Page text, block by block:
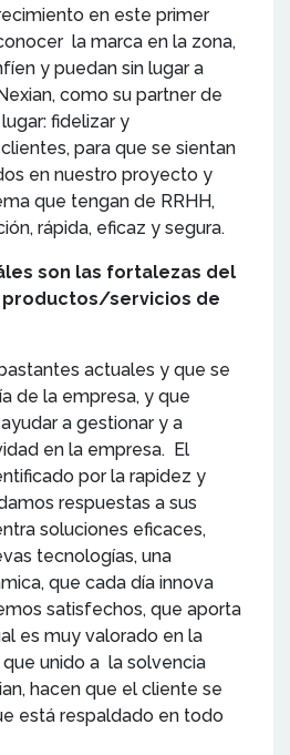
en este primer
la marca en la zona,
y puedan sin lugar a
como su partner de
fidelizar y
para que se sientan
en nuestro proyecto y
que tengan de RRHH,
rápida, eficaz y segura.
son las fortalezas del
servicios de
actuales y que se
de la empresa, y que
a gestionar y a
en la empresa. El
por la rapidez y
respuestas a sus
soluciones eficaces,
tecnologías, una
que cada día innova
satisfechos, que aporta
es muy valorado en la
unido a la solvencia
hacen que el cliente se
está respaldado en todo